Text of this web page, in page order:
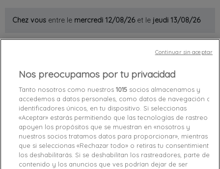
Chez vous entre le mercredi 12/08/26et le jeudi 13/08/26
Add to cart
Garanties sécurité (à modifier dans le module
"Réassurance")
Politique de livraison (à modifier dans le module
"Réassurance")
Politique retours (à modifier dans le module
"Réassurance")
Nos preocupamos por tu privacidad
Tanto nosotros como nuestros1015 socios almacenamos y
accedemos a datos personales, como datos de navegación o
identificadores únicos, en tu dispositivo. Si seleccionas
«Aceptar» estarás permitiendo que las tecnologías de rastreo
apoyen los propósitos que se muestran en «nosotros y
nuestros socios tratamos datos para proporcionar», mientras
que si seleccionas «Rechazar todo» o retiras tu consentimiento,
los deshabilitarás. Si se deshabilitan los rastreadores, parte del
contenido y los anuncios que ves podrían dejar de ser
Continuar sin aceptar